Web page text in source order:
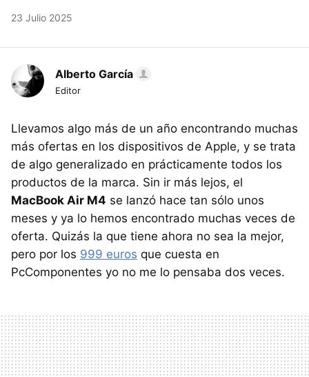
23 Julio 2025
Alberto García
Editor
Llevamos algo más de un año encontrando muchas
más ofertas en los dispositivos de Apple, y se trata
de algo generalizado en prácticamente todos los
productos de la marca. Sin ir más lejos, el
MacBook Air M4 se lanzó hace tan sólo unos
meses y ya lo hemos encontrado muchas veces de
oferta. Quizás la que tiene ahora no sea la mejor,
pero por los 999 euros que cuesta en
PcComponentes yo no me lo pensaba dos veces.